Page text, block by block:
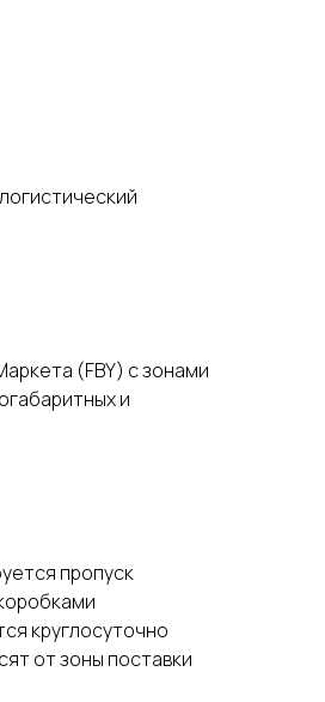
(FBY) с зонами
и
пропуск
круглосуточно
от зоны поставки